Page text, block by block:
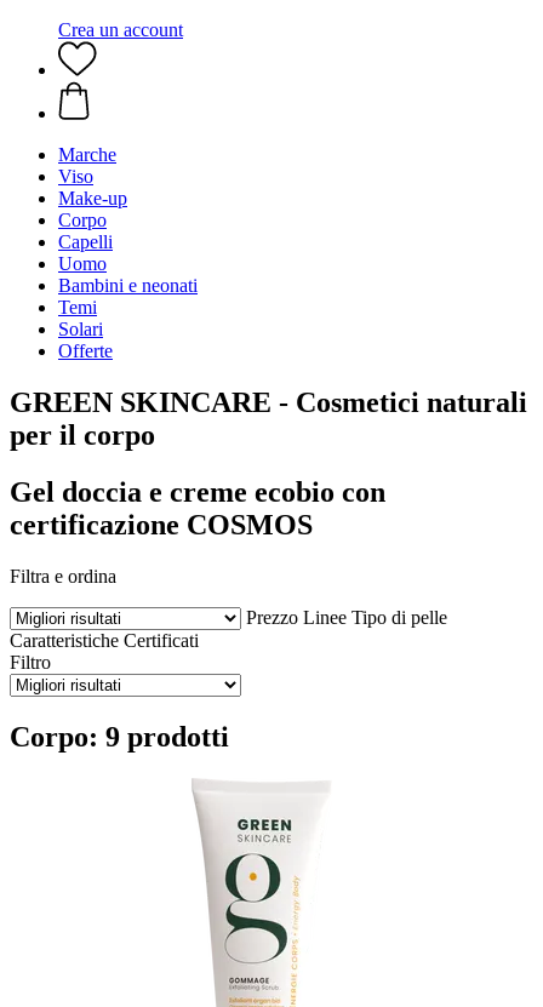
Crea un account
Marche
Viso
Make-up
Corpo
Capelli
Uomo
Bambini e neonati
Temi
Solari
Offerte
GREEN SKINCARE - Cosmetici naturali
per il corpo
Gel doccia e creme ecobio con
certificazione COSMOS
Filtra e ordina
Prezzo Linee Tipo di pelle
Caratteristiche Certificati
Filtro
Corpo: 9 prodotti